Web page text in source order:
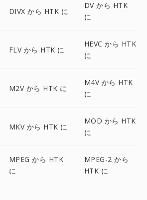
DIVX から HTK に
DV から HTK
に
FLV から HTK に
HEVC から HTK
に
M2V から HTK に
M4V から HTK
に
MKV から HTK に
MOD から HTK
に
MPEG から HTK
に
MPEG-2 から
HTK に